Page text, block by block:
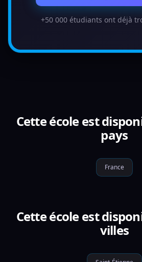
+50 000 étudiants ont déjà
Cette école est
pays
France
Cette école est
villes